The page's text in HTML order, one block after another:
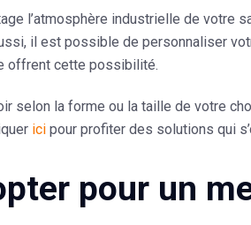
l’atmosphère industrielle de votre
il est possible de personnaliser
offrent cette possibilité.
selon la forme ou la taille de votre
ici pour profiter des solutions qui
pour un